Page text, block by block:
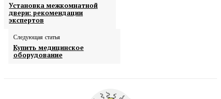
Установка межкомнатной
двери: рекомендации
экспертов
Следующая статья
Купить медицинское
оборудование